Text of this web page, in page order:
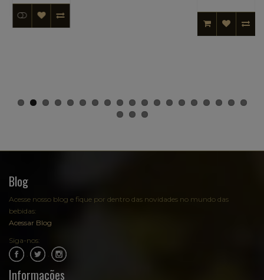
Blog
Acesse nosso blog e fique por dentro das novidades no mundo das
bebidas:
Acessar Blog
Siga-nos:
Informações